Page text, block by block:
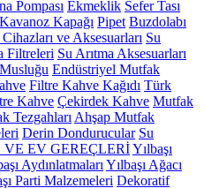
Pompası Ekmeklik Sefer Tası
Kavanoz Kapağı Pipet Buzdolabı
ve Aksesuarları Su
Filtreleri Su Arıtma Aksesuarları
Endüstriyel Mutfak
Filtre Kahve Kağıdı Türk
Kahve Çekirdek Kahve Mutfak
Tezgahları Ahşap Mutfak
Derin Dondurucular Su
EV GEREÇLERİYılbaşı
Aydınlatmaları Yılbaşı Ağacı
Parti Malzemeleri Dekoratif